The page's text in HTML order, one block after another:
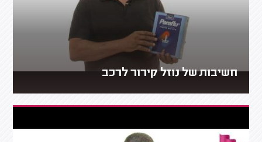
חשיבות של נוזל קירור לרכב